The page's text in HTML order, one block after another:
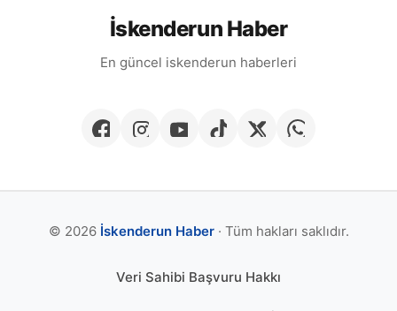
İskenderun Haber
En güncel iskenderun haberleri
© 2026 İskenderun Haber· Tüm hakları saklıdır.
Veri Sahibi Başvuru Hakkı